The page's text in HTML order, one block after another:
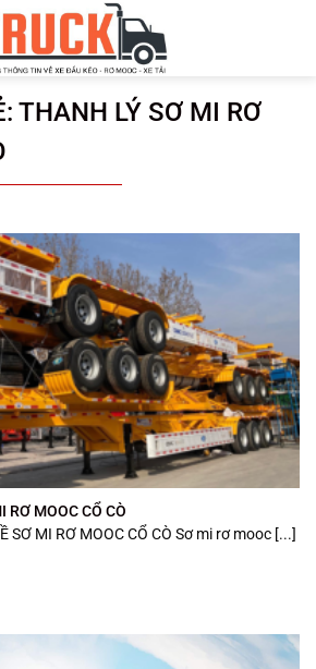
THANH LÝ SƠ MI RƠ
RƠ MOOC CỔ CÒ
SƠ MI RƠ MOOC CỔ CÒ Sơ mi rơ mooc [...]